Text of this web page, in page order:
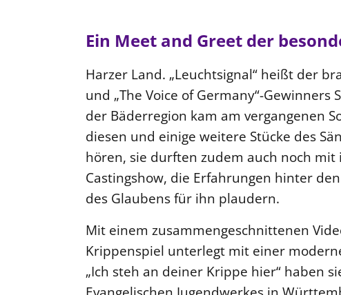
Ein Meet and Greet der
Harzer Land. „Leuchtsignal“ heißt der
und „The Voice of Germany“-Gewinners
der Bäderregion kam am vergangenen
diesen und einige weitere Stücke des
hören, sie durften zudem auch noch
Castingshow, die Erfahrungen hinter
des Glaubens für ihn plaudern.
Mit einem zusammengeschnittenen
Krippenspiel unterlegt mit einer
„Ich steh an deiner Krippe hier“ haben